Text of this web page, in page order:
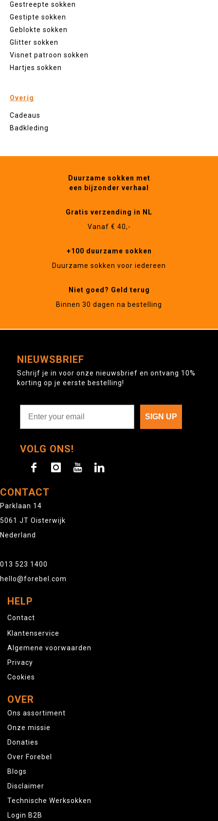
Gestreepte sokken
Gestipte sokken
Geblokte sokken
Glitter sokken
Visnet patroon sokken
Hartjes sokken
Overig
Cadeaus
Badkleding
Duurzame sokken met
een bijzonder verhaal
Gratis verzending in NL
Vanaf € 40,-
+100 duurzame sokken
Duurzame sokken voor iedereen
Niet goed? Geld terug
Binnen 30 dagen na bestelling
NIEUWSBRIEF
Schrijf je in voor onze nieuwsbrief en ontvang 10%
korting op je eerste bestelling!
SIGN UP
VOLG ONS!
CONTACT
Parklaan 14
5061 JT Oisterwijk
Nederland
013 523 1400
hello@forebel.com
HELP
Contact
Klantenservice
Algemene voorwaarden
Privacy
Cookies
OVER
Ons assortiment
Onze missie
Donaties
Over Forebel
Blogs
Disclaimer
Technische Werksokken
Login B2B